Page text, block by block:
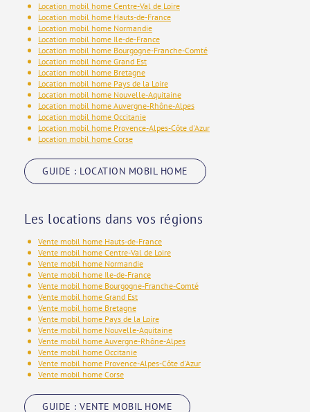
Location mobil home Centre-Val de Loire
Location mobil home Hauts-de-France
Location mobil home Normandie
Location mobil home Ile-de-France
Location mobil home Bourgogne-Franche-Comté
Location mobil home Grand Est
Location mobil home Bretagne
Location mobil home Pays de la Loire
Location mobil home Nouvelle-Aquitaine
Location mobil home Auvergne-Rhône-Alpes
Location mobil home Occitanie
Location mobil home Provence-Alpes-Côte d'Azur
Location mobil home Corse
GUIDE : LOCATION MOBIL HOME
Les locations dans vos régions
Vente mobil home Hauts-de-France
Vente mobil home Centre-Val de Loire
Vente mobil home Normandie
Vente mobil home Ile-de-France
Vente mobil home Bourgogne-Franche-Comté
Vente mobil home Grand Est
Vente mobil home Bretagne
Vente mobil home Pays de la Loire
Vente mobil home Nouvelle-Aquitaine
Vente mobil home Auvergne-Rhône-Alpes
Vente mobil home Occitanie
Vente mobil home Provence-Alpes-Côte d'Azur
Vente mobil home Corse
GUIDE : VENTE MOBIL HOME